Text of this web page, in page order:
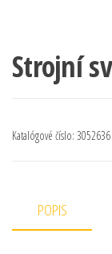
Strojní
Katalógové číslo: 3052636
POPIS